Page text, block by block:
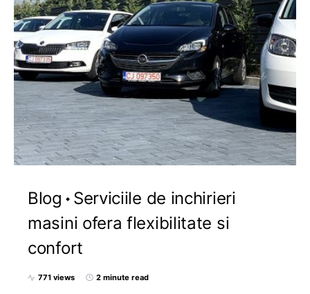
Blog
Serviciile de inchirieri
masini ofera flexibilitate si
confort
771 views 2 minute read